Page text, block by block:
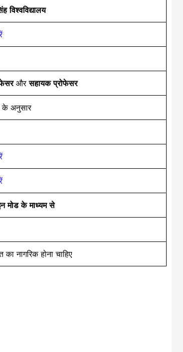
विश्वविद्यालय
औरसहायक प्रोफेसर
के अनुसार
मोड के माध्यम से
का नागरिक होना चाहिए